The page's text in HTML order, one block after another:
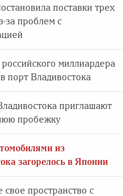
поставки трех
за проблем с
миллиардера
порт Владивостока
приглашают
пробежку
из
загорелось в Японии
свое пространство с